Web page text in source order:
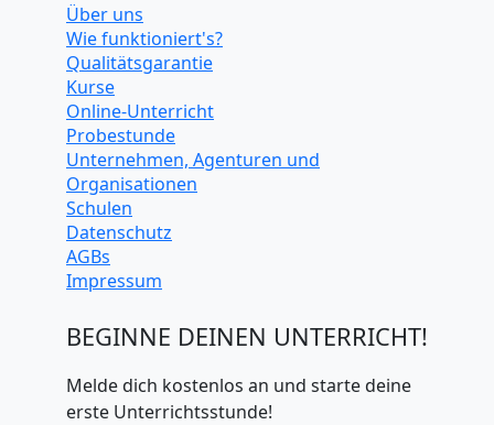
Über uns
Wie funktioniert's?
Qualitätsgarantie
Kurse
Online-Unterricht
Probestunde
Unternehmen, Agenturen und
Organisationen
Schulen
Datenschutz
AGBs
Impressum
BEGINNE DEINEN UNTERRICHT!
Melde dich kostenlos an und starte deine
erste Unterrichtsstunde!